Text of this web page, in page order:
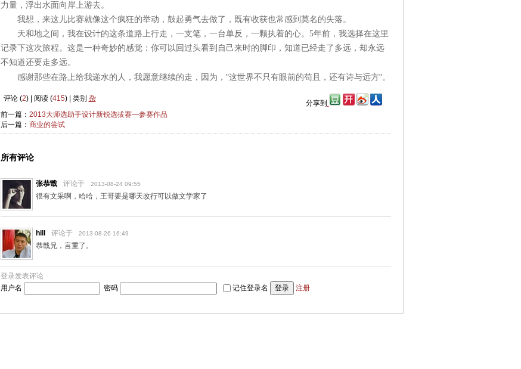
力量，浮出水面向岸上游去。
我想，来这儿比赛就像这个疯狂的举动，鼓起勇气去做了，既有收获也常感到莫名的失落。
天和地之间，我在设计的这条道路上行走，一支笔，一台单反，一颗执着的心。5年前，我选择在这里
记录下这次旅程。这是一种奇妙的感觉：你可以回过头看到自己来时的脚印，知道已经走了多远，却永远
不知道还要走多远。
感谢那些在路上给我递水的人，我愿意继续的走，因为，"这世界不只有眼前的苟且，还有诗与远方"。
分享到
评论 (2) | 阅读 (415) | 类别 杂
前一篇： 2013大师选助手设计新锐选拔赛—参赛作品
后一篇： 商业的尝试
所有评论
张恭戬 评论于 2013-08-24 09:55
很有文采啊，哈哈，王哥要是哪天改行可以做文学家了
hill 评论于 2013-08-26 16:49
恭戬兄，言重了。
登录发表评论
用户名
密码 记住登录名 注册